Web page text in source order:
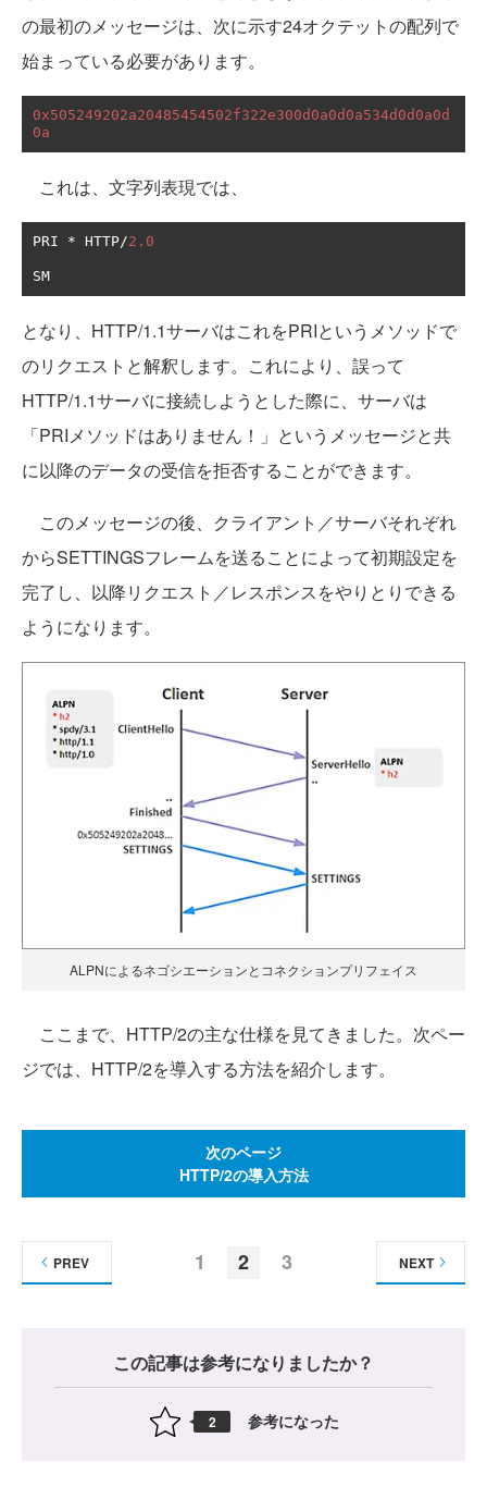
の最初のメッセージは、次に示す24オクテットの配列で
始まっている必要があります。
0x505249202a20485454502f322e300d0a0d0a534d0d0a0d
0a
これは、文字列表現では、
PRI * HTTP/2.0
となり、HTTP/1.1サーバはこれをPRIというメソッドで
のリクエストと解釈します。これにより、誤って
HTTP/1.1サーバに接続しようとした際に、サーバは
「PRIメソッドはありません！」というメッセージと共
に以降のデータの受信を拒否することができます。
このメッセージの後、クライアント／サーバそれぞれ
からSETTINGSフレームを送ることによって初期設定を
完了し、以降リクエスト／レスポンスをやりとりできる
ようになります。
ALPNによるネゴシエーションとコネクションプリフェイス
ここまで、HTTP/2の主な仕様を見てきました。次ペー
ジでは、HTTP/2を導入する方法を紹介します。
次のページ
HTTP/2の導入方法
1 2 3
PREV NEXT
この記事は参考になりましたか？
2 参考になった